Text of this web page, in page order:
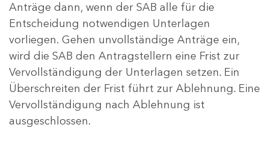
Anträge dann, wenn der SAB alle für die
Entscheidung notwendigen Unterlagen
vorliegen. Gehen unvollständige Anträge ein,
wird die SAB den Antragstellern eine Frist zur
Vervollständigung der Unterlagen setzen. Ein
Überschreiten der Frist führt zur Ablehnung. Eine
Vervollständigung nach Ablehnung ist
ausgeschlossen.